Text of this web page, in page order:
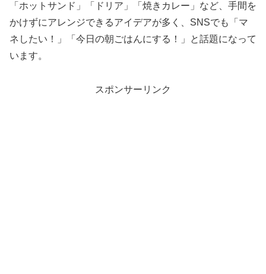
「ホットサンド」「ドリア」「焼きカレー」など、手間を
かけずにアレンジできるアイデアが多く、SNSでも「マ
ネしたい！」「今日の朝ごはんにする！」と話題になって
います。
スポンサーリンク